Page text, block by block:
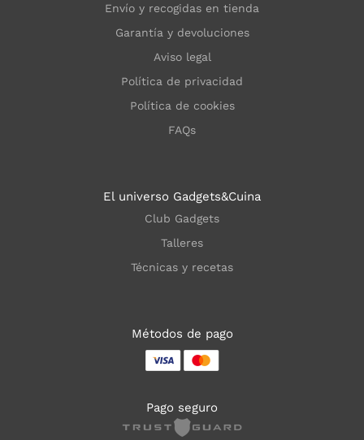
Envío y recogidas en tienda
Garantía y devoluciones
Aviso legal
Política de privacidad
Política de cookies
FAQs
El universo Gadgets&Cuina
Club Gadgets
Talleres
Técnicas y recetas
Métodos de pago
Pago seguro